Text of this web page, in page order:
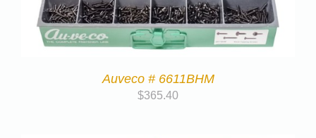
Auveco # 6611BHM
$365.40